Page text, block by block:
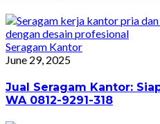
Seragam Kantor
June 29, 2025
Jual Seragam Kantor:
WA 0812-9291-318